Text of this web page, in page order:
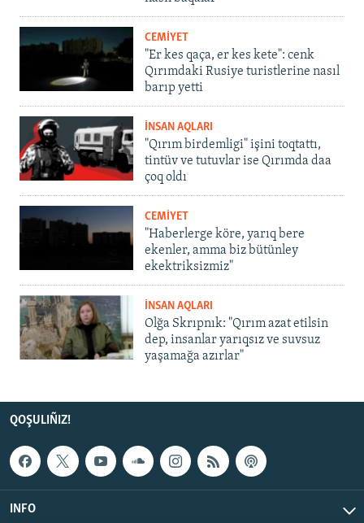
CEMİYET
"Er kes qaça, er kes kete": cenk
Qırımdaki Rusiye turistlerine nasıl
barıp yetti
İNSAN AQLARI
"Qırım birdemligi" işini toqtattı,
tintüv ve tutuvlar ise Qırımda daa
çoq oldı
CEMİYET
"Haberlerge köre, yarıq bere
ekenler, amma biz bütünley
ekektriksizmiz"
İNSAN AQLARI
Olğa Skrıpnık: "Qırım azat etilsin
dep, insanlar yarıqsız ve suvsuz
yaşamağa azırlar"
QOŞULIÑIZ!
INFO